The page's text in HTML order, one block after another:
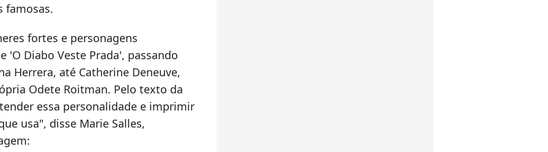
famosas.
fortes e personagens
'O Diabo Veste Prada', passando
Herrera, até Catherine Deneuve,
Odete Roitman. Pelo texto da
essa personalidade e imprimir
usa", disse Marie Salles,